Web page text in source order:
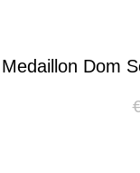
Medaillon Dom